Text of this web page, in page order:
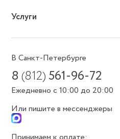
Услуги
В Санкт-Петербурге
8(812) 561-96-72
Ежедневно с 10:00 до 20:00
Или пишите в мессенджеры